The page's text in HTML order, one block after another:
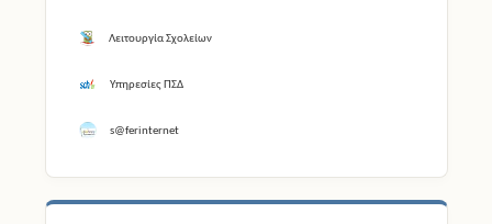
Λειτουργία Σχολείων
Υπηρεσίες ΠΣΔ
s@ferinternet